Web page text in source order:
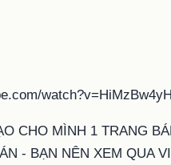
CHO MÌNH 1 TRANG
- BẠN NÊN XEM QUA